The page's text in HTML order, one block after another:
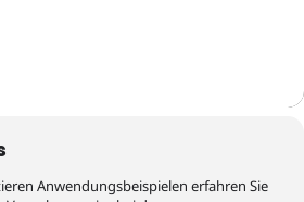
Anwendungsbeispielen erfahren Sie